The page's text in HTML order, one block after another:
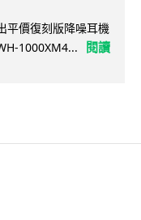
平價復刻版降噪耳機
1000XM4...
閱讀